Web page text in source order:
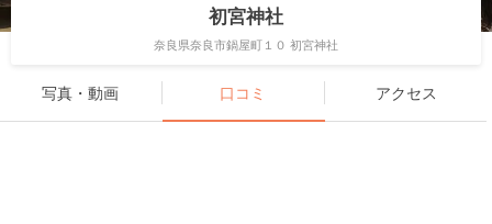
初宮神社
奈良県奈良市鍋屋町１０ 初宮神社
写真・動画 口コミ アクセス